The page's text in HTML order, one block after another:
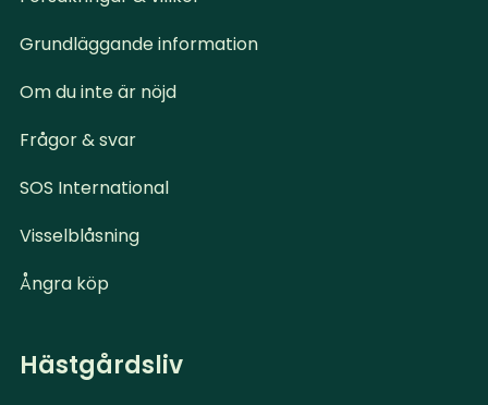
Grundläggande information
Om du inte är nöjd
Frågor & svar
SOS International
Visselblåsning
Ångra köp
Hästgårdsliv